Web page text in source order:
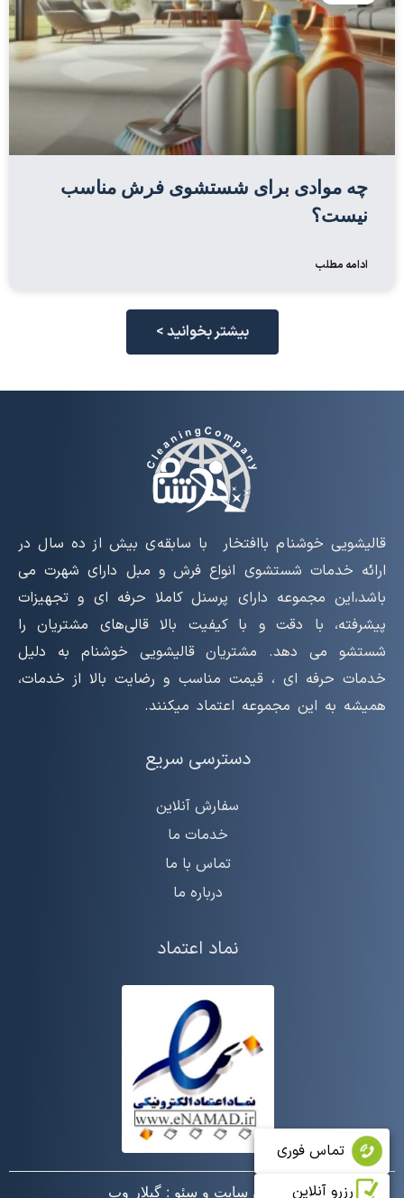
چه موادی برای شستشوی فرش مناسب
نیست؟
ادامه مطلب
بیشتر بخوانید >
قالیشویی خوشنام باافتخار با سابقه‌ی بیش از ده سال در
ارائه خدمات شستشوی انواع فرش و مبل دارای شهرت می
باشد،این مجموعه دارای پرسنل کاملا حرفه ای و تجهیزات
پیشرفته، با دقت و با کیفیت بالا قالی‌های مشتریان را
شستشو می دهد. مشتریان قالیشویی خوشنام به دلیل
خدمات حرفه ای ، قیمت مناسب و رضایت بالا از خدمات،
همیشه به این مجموعه اعتماد میکنند.
دسترسی سریع
سفارش آنلاین
خدمات ما
تماس با ما
درباره ما
تماس فوری
رزرو آنلاین
نماد اعتماد
طراحی سایت و سئو : گیلار وب